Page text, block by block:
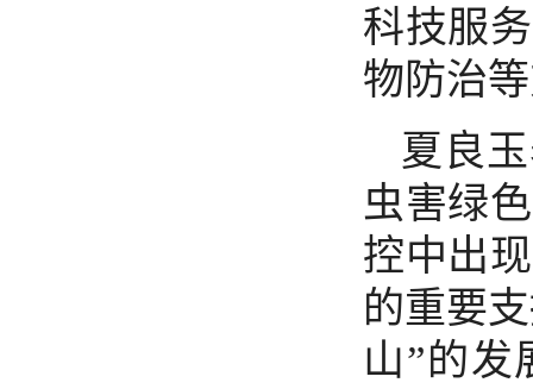
科技服
物防治
夏良
虫害绿
控中出
的重要
山”的发